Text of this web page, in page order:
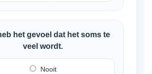
het gevoel dat het soms te
veel wordt.
Nooit